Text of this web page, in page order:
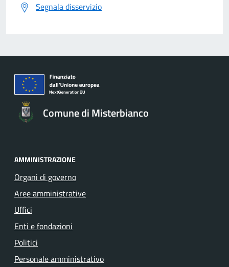
Segnala disservizio
Comune di Misterbianco
AMMINISTRAZIONE
Organi di governo
Aree amministrative
Uffici
Enti e fondazioni
Politici
Personale amministrativo